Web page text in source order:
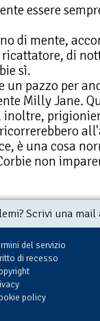
essere
di mente,
di
sì.
un pazzo per
Milly Jane.
inoltre,
è una cosa
non
Scrivi una
del servizio
di recesso
policy